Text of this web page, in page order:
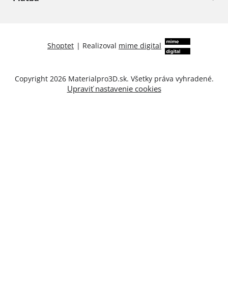
Shoptet | Realizoval mime digital
Copyright 2026 Materialpro3D.sk. Všetky práva vyhradené.
Upraviť nastavenie cookies